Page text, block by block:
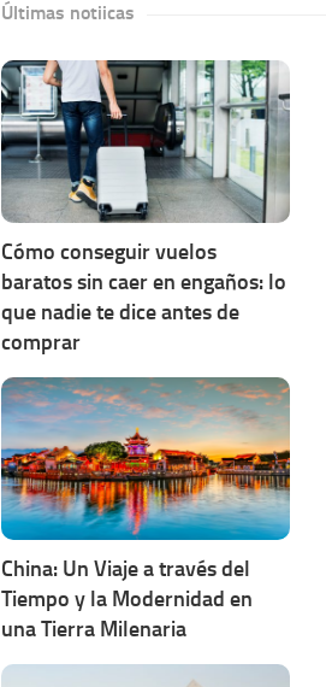
Últimas notiicas
Cómo conseguir vuelos
baratos sin caer en engaños: lo
que nadie te dice antes de
comprar
China: Un Viaje a través del
Tiempo y la Modernidad en
una Tierra Milenaria